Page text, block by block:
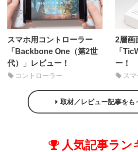
スマホ用コントローラー
「Backbone One（第2世
代）」レビュー！
コントローラー
2層画
「
ー！
ス
取材／レビュー記事をも
人気記事ラン